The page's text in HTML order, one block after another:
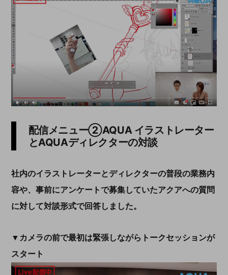
配信メニュー②AQUA イラストレーター
とAQUAディレクターの対談
社内のイラストレーターとディレクターの普段の業務内
容や、事前にアンケートで募集していたアクアへの質問
に対して対談形式で回答しました。
▼カメラの前で最初は緊張しながらトークセッションが
スタート